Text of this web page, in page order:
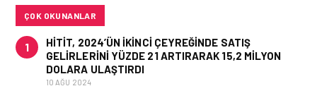
ÇOK OKUNANLAR
1
HITIT, 2024’ÜN IKINCI ÇEYREĞINDE SATIŞ
GELIRLERINI YÜZDE 21 ARTIRARAK 15,2 MILYON
DOLARA ULAŞTIRDI
10 AĞU 2024